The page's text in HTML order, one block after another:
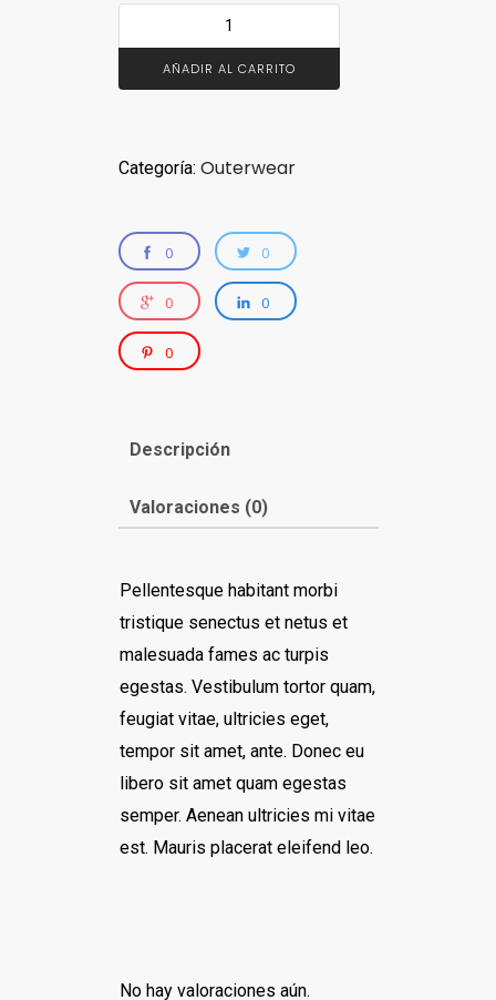
AÑADIR AL CARRITO
Categoría: Outerwear
0 0
0 0
0
Descripción
Valoraciones (0)
Pellentesque habitant morbi
tristique senectus et netus et
malesuada fames ac turpis
egestas. Vestibulum tortor quam,
feugiat vitae, ultricies eget,
tempor sit amet, ante. Donec eu
libero sit amet quam egestas
semper. Aenean ultricies mi vitae
est. Mauris placerat eleifend leo.
No hay valoraciones aún.